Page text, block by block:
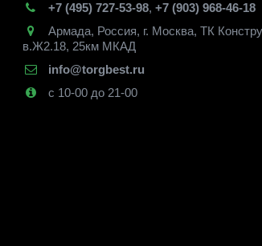
+7 (495) 727-53-98, +7 (903) 968-46-18
Армада, Россия, г. Москва, ТК
в.Ж2.18, 25км МКАД
info@torgbest.ru
с 10-00 до 21-00